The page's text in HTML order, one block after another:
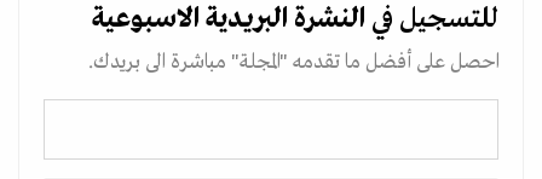
للتسجيل في النشرة البريدية الاسبوعية
احصل على أفضل ما تقدمه "المجلة" مباشرة الى بريدك.